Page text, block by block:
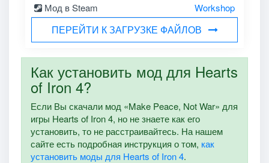
Мод в Steam
Workshop
ПЕРЕЙТИ К ЗАГРУЗКЕ ФАЙЛОВ
Как установить мод для Hearts
of Iron 4?
Если Вы скачали мод «Make Peace, Not War» для
игры Hearts of Iron 4, но не знаете как его
установить, то не расстраивайтесь. На нашем
сайте есть подробная инструкция о том, как
установить моды для Hearts of Iron 4.